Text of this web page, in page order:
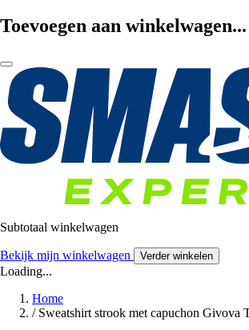
Toevoegen aan winkelwagen...
Subtotaal winkelwagen
Bekijk mijn winkelwagen Verder winkelen
Loading...
Home
/ Sweatshirt strook met capuchon Givova